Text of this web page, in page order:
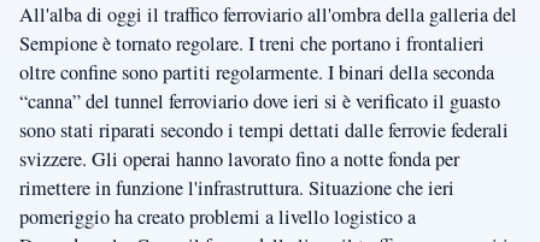
All'alba di oggi il traffico ferroviario all'ombra della galleria del
Sempione è tornato regolare. I treni che portano i frontalieri
oltre confine sono partiti regolarmente. I binari della seconda
“canna” del tunnel ferroviario dove ieri si è verificato il guasto
sono stati riparati secondo i tempi dettati dalle ferrovie federali
svizzere. Gli operai hanno lavorato fino a notte fonda per
rimettere in funzione l'infrastruttura. Situazione che ieri
pomeriggio ha creato problemi a livello logistico a